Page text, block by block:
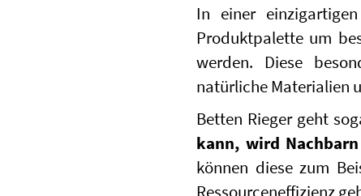
In einer
Produktpalette um
werden. Diese
natürliche Materialien
Betten Rieger geht
kann, wird
können diese zum
Ressourceneffizienz